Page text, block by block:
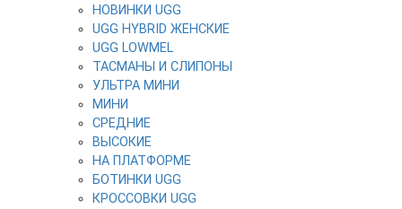
НОВИНКИ UGG
UGG HYBRID ЖЕНСКИЕ
UGG LOWMEL
ТАСМАНЫ И СЛИПОНЫ
УЛЬТРА МИНИ
МИНИ
СРЕДНИЕ
ВЫСОКИЕ
НА ПЛАТФОРМЕ
БОТИНКИ UGG
КРОССОВКИ UGG